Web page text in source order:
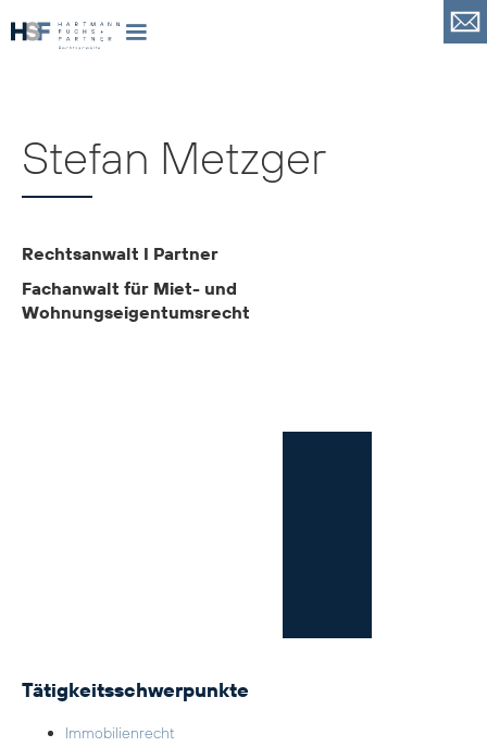
Stefan Metzger
Rechtsanwalt I Partner
Fachanwalt für Miet- und
Wohnungseigentumsrecht
Tätigkeitsschwerpunkte
Immobilienrecht